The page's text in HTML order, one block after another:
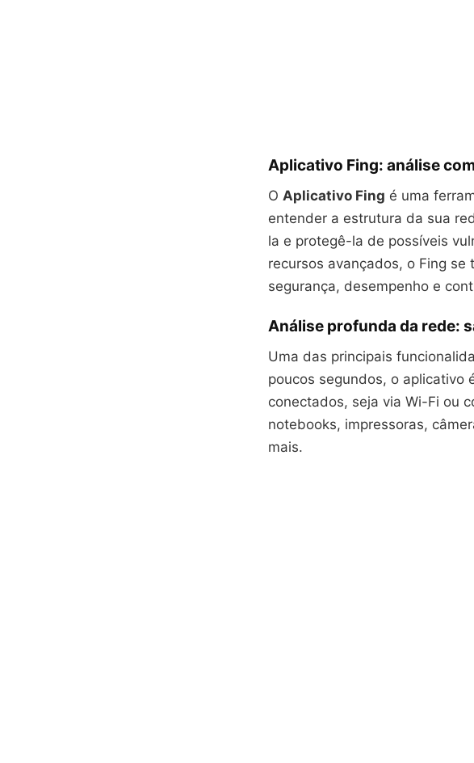
Aplicativo Fing: análise
O Aplicativo Fing é uma
entender a estrutura da sua
la e protegê-la de possíveis
recursos avançados, o Fing
segurança, desempenho e
Análise profunda da rede:
Uma das principais
poucos segundos, o aplicativo
conectados, seja via Wi-Fi ou
notebooks, impressoras,
mais.